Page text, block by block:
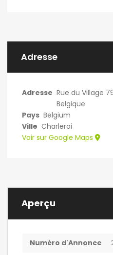
Adresse
Adresse Rue du Village
Belgique
Pays Belgium
Ville Charleroi
Voir sur Google Maps
Aperçu
Numéro d'Annonce